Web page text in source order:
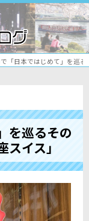
「日本ではじめて」を巡
を巡るその
イス」